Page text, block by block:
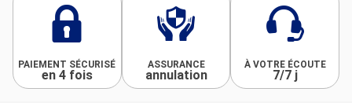
PAIEMENT SÉCURISÉ
en 4 fois
ASSURANCE
annulation
À VOTRE ÉCOUTE
7/7 j